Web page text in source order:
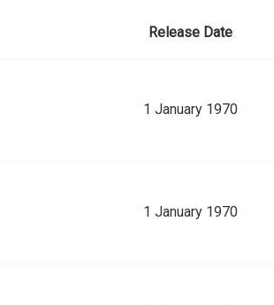
Release Date
1 January 1970
1 January 1970